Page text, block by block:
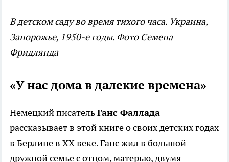
В детском саду во время тихого часа. Украина,
Запорожье, 1950-е годы. Фото Семена
Фридлянда
«У нас дома в далекие времена»
Немецкий писательГанс Фаллада
рассказывает в этой книге о своих детских годах
в Берлине в XX веке. Ганс жил в большой
дружной семье с отцом, матерью, двумя